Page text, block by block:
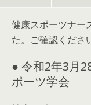
健康スポーツナー
た。ご確認くださ
● 令和2年3月
ポーツ学会